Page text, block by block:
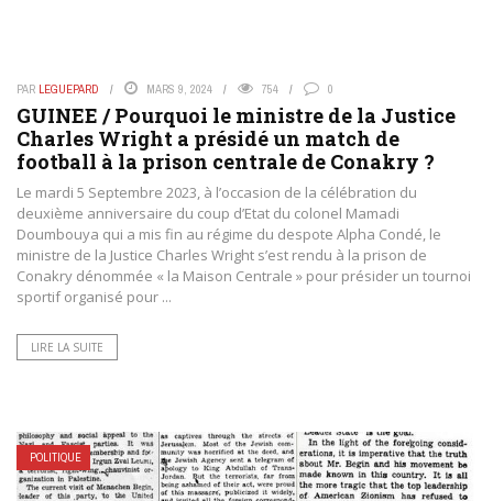
PAR LEGUEPARD MARS 9, 2024 754 0
GUINEE / Pourquoi le ministre de la Justice
Charles Wright a présidé un match de
football à la prison centrale de Conakry ?
Le mardi 5 Septembre 2023, à l’occasion de la célébration du
deuxième anniversaire du coup d’Etat du colonel Mamadi
Doumbouya qui a mis fin au régime du despote Alpha Condé, le
ministre de la Justice Charles Wright s’est rendu à la prison de
Conakry dénommée « la Maison Centrale » pour présider un tournoi
sportif organisé pour ...
LIRE LA SUITE
POLITIQUE